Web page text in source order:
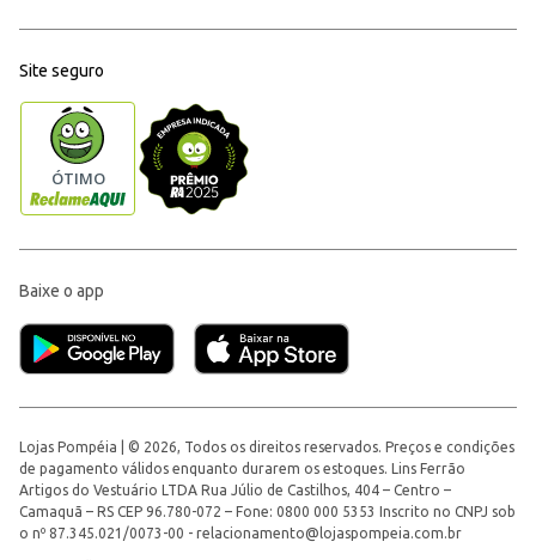
Site seguro
Baixe o app
Lojas Pompéia | © 2026, Todos os direitos reservados. Preços e condições
de pagamento válidos enquanto durarem os estoques. Lins Ferrão
Artigos do Vestuário LTDA Rua Júlio de Castilhos, 404 – Centro –
Camaquã – RS CEP 96.780-072 – Fone: 0800 000 5353 Inscrito no CNPJ sob
o nº 87.345.021/0073-00 - relacionamento@lojaspompeia.com.br